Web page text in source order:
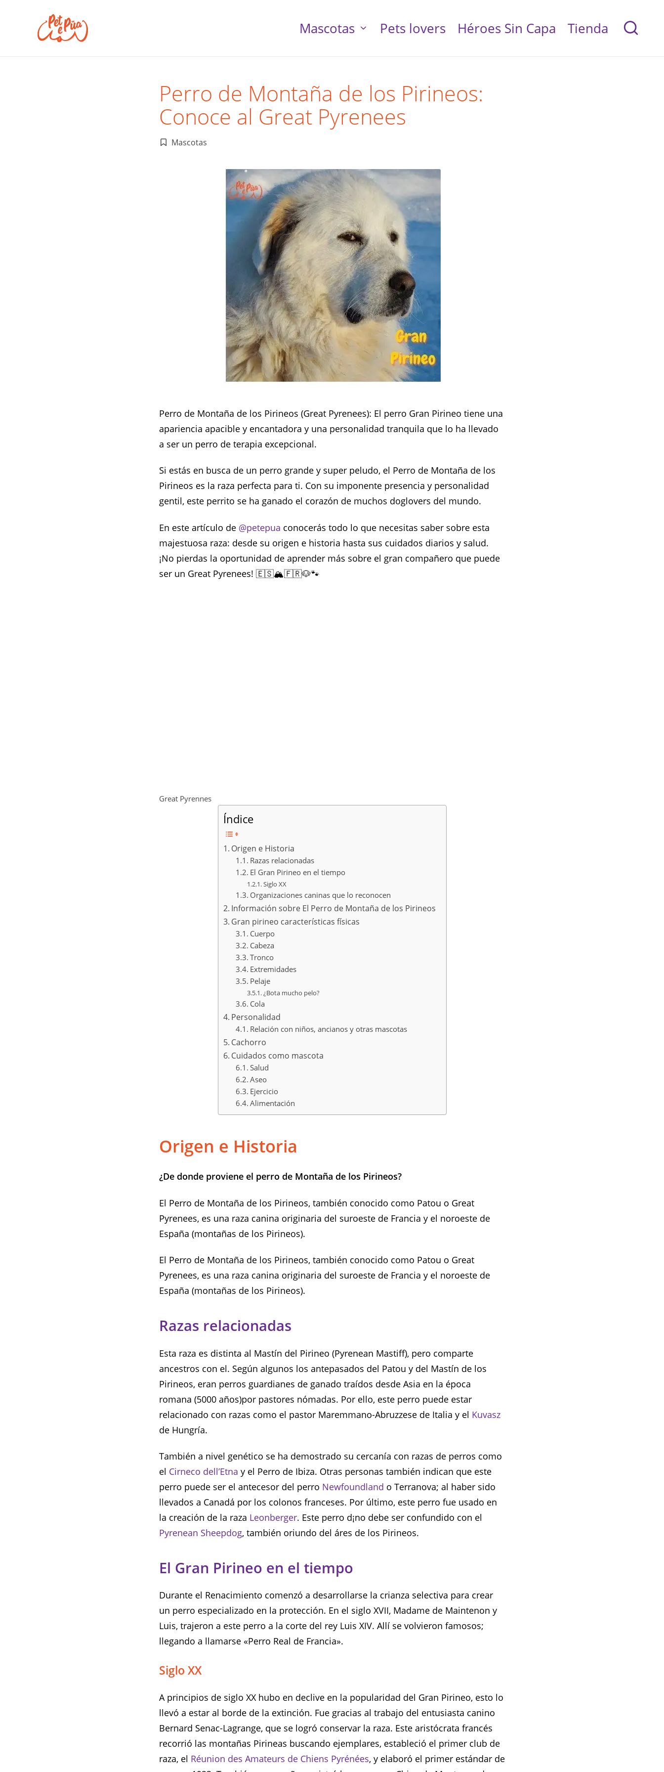
Mascotas Pets lovers Héroes Sin Capa Tienda
Perro de Montaña de los Pirineos:
Conoce al Great Pyrenees
Publicado
Mascotas
Perro de Montaña de los Pirineos (Great Pyrenees): El perro Gran Pirineo tiene una
apariencia apacible y encantadora y una personalidad tranquila que lo ha llevado
a ser un perro de terapia excepcional.
Si estás en busca de un perro grande y super peludo, el Perro de Montaña de los
Pirineos es la raza perfecta para ti. Con su imponente presencia y personalidad
gentil, este perrito se ha ganado el corazón de muchos doglovers del mundo.
En este artículo de @petepua conocerás todo lo que necesitas saber sobre esta
majestuosa raza: desde su origen e historia hasta sus cuidados diarios y salud.
¡No pierdas la oportunidad de aprender más sobre el gran compañero que puede
ser un Great Pyrenees! 🇪🇸🏔️🇫🇷🐶🐾
Great Pyrennes
Índice
Origen e Historia
Razas relacionadas
El Gran Pirineo en el tiempo
Siglo XX
Organizaciones caninas que lo reconocen
Información sobre El Perro de Montaña de los Pirineos
Gran pirineo características físicas
Cuerpo
Cabeza
Tronco
Extremidades
Pelaje
¿Bota mucho pelo?
Cola
Personalidad
Relación con niños, ancianos y otras mascotas
Cachorro
Cuidados como mascota
Salud
Aseo
Ejercicio
Alimentación
Origen e Historia
¿De donde proviene el perro de Montaña de los Pirineos?
El Perro de Montaña de los Pirineos, también conocido como Patou o Great
Pyrenees, es una raza canina originaria del suroeste de Francia y el noroeste de
España (montañas de los Pirineos).
El Perro de Montaña de los Pirineos, también conocido como Patou o Great
Pyrenees, es una raza canina originaria del suroeste de Francia y el noroeste de
España (montañas de los Pirineos).
Razas relacionadas
Esta raza es distinta al Mastín del Pirineo (Pyrenean Mastiff), pero comparte
ancestros con el. Según algunos los antepasados del Patou y del Mastín de los
Pirineos, eran perros guardianes de ganado traídos desde Asia en la época
romana (5000 años)por pastores nómadas. Por ello, este perro puede estar
relacionado con razas como el pastor Maremmano-Abruzzese de Italia y el Kuvasz
de Hungría.
También a nivel genético se ha demostrado su cercanía con razas de perros como
el Cirneco dell’Etna y el Perro de Ibiza. Otras personas también indican que este
perro puede ser el antecesor del perro Newfoundland o Terranova; al haber sido
llevados a Canadá por los colonos franceses. Por último, este perro fue usado en
la creación de la raza Leonberger. Este perro d¡no debe ser confundido con el
Pyrenean Sheepdog, también oriundo del áres de los Pirineos.
El Gran Pirineo en el tiempo
Durante el Renacimiento comenzó a desarrollarse la crianza selectiva para crear
un perro especializado en la protección. En el siglo XVII, Madame de Maintenon y
Luis, trajeron a este perro a la corte del rey Luis XIV. Allí se volvieron famosos;
llegando a llamarse «Perro Real de Francia».
Siglo XX
A principios de siglo XX hubo en declive en la popularidad del Gran Pirineo, esto lo
llevó a estar al borde de la extinción. Fue gracias al trabajo del entusiasta canino
Bernard Senac-Lagrange, que se logró conservar la raza. Este aristócrata francés
recorrió las montañas Pirineas buscando ejemplares, estableció el primer club de
raza, el Réunion des Amateurs de Chiens Pyrénées, y elaboró el primer estándar de